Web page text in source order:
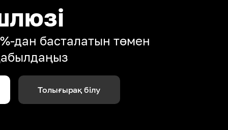
дан басталатын төмен
Толығырақ білу